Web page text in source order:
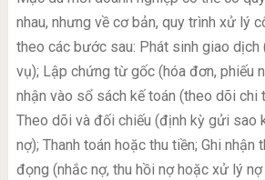
nhau, nhưng về cơ bản, quy trình xử lý
theo các bước sau: Phát sinh giao dịch
vụ); Lập chứng từ gốc (hóa đơn, phiếu
nhận vào sổ sách kế toán (theo dõi
Theo dõi và đối chiếu (định kỳ gửi sao
nợ); Thanh toán hoặc thu tiền; Ghi nhận
đọng (nhắc nợ, thu hồi nợ hoặc xử lý